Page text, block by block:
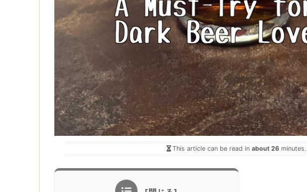
This article can be read in about 26 minutes.